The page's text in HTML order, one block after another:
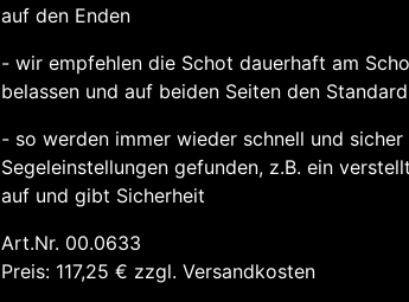
auf den Enden
- wir empfehlen die Schot dauerhaft am
belassen und auf beiden Seiten den
- so werden immer wieder schnell und
Segeleinstellungen gefunden, z.B. ein
auf und gibt Sicherheit
Art.Nr. 00.0633
Preis: 117,25 € zzgl. Versandkosten